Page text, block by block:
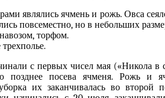
являлись ячмень и рожь. Овса
повсеместно, но в небольших
торфом.
с первых чисел мая («Никола в
позднее посева ячменя. Рожь и
их заканчивалась во второй